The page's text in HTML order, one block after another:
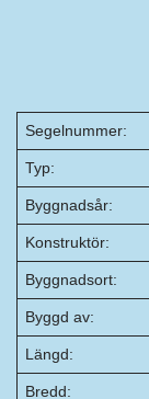
Segelnummer:
Typ:
Byggnadsår:
Konstruktör:
Byggnadsort:
Byggd av:
Längd:
Bredd: